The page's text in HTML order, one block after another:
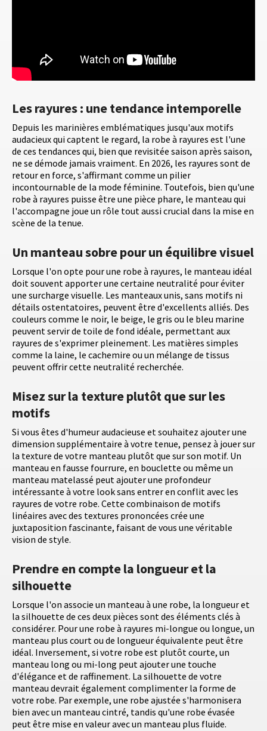
Les rayures : une tendance intemporelle
Depuis les marinières emblématiques jusqu'aux motifs
audacieux qui captent le regard, la robe à rayures est l'une
de ces tendances qui, bien que revisitée saison après saison,
ne se démode jamais vraiment. En 2026, les rayures sont de
retour en force, s'affirmant comme un pilier
incontournable de la mode féminine. Toutefois, bien qu'une
robe à rayures puisse être une pièce phare, le manteau qui
l'accompagne joue un rôle tout aussi crucial dans la mise en
scène de la tenue.
Un manteau sobre pour un équilibre visuel
Lorsque l'on opte pour une robe à rayures, le manteau idéal
doit souvent apporter une certaine neutralité pour éviter
une surcharge visuelle. Les manteaux unis, sans motifs ni
détails ostentatoires, peuvent être d'excellents alliés. Des
couleurs comme le noir, le beige, le gris ou le bleu marine
peuvent servir de toile de fond idéale, permettant aux
rayures de s'exprimer pleinement. Les matières simples
comme la laine, le cachemire ou un mélange de tissus
peuvent offrir cette neutralité recherchée.
Misez sur la texture plutôt que sur les
motifs
Si vous êtes d'humeur audacieuse et souhaitez ajouter une
dimension supplémentaire à votre tenue, pensez à jouer sur
la texture de votre manteau plutôt que sur son motif. Un
manteau en fausse fourrure, en bouclette ou même un
manteau matelassé peut ajouter une profondeur
intéressante à votre look sans entrer en conflit avec les
rayures de votre robe. Cette combinaison de motifs
linéaires avec des textures prononcées crée une
juxtaposition fascinante, faisant de vous une véritable
vision de style.
Prendre en compte la longueur et la
silhouette
Lorsque l'on associe un manteau à une robe, la longueur et
la silhouette de ces deux pièces sont des éléments clés à
considérer. Pour une robe à rayures mi-longue ou longue, un
manteau plus court ou de longueur équivalente peut être
idéal. Inversement, si votre robe est plutôt courte, un
manteau long ou mi-long peut ajouter une touche
d'élégance et de raffinement. La silhouette de votre
manteau devrait également complimenter la forme de
votre robe. Par exemple, une robe ajustée s'harmonisera
bien avec un manteau cintré, tandis qu'une robe évasée
peut être mise en valeur avec un manteau plus fluide.